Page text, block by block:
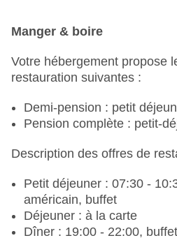
sans frais
Service de bagages
Moyens de paiement : TUI
EC/Maestro
Animaux domestiques non
disponibilité), surveillé :
: sans frais
Centre d'affaires
Installations de réunion :
Manger & boire
Votre hébergement propose
restauration suivantes :
Demi-pension : petit
Pension complète : petit-
Description des offres de
Petit déjeuner : 07:30 -
américain, buffet
Déjeuner : à la carte
Dîner : 19:00 - 22:00,